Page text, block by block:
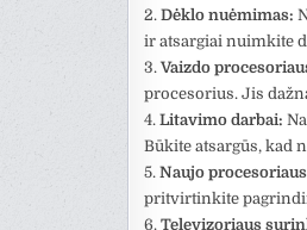
2. Dėklo nuėmimas:
ir atsargiai nuimkite
3. Vaizdo
procesorius. Jis
4. Litavimo darbai:
Būkite atsargūs, kad
5. Naujo
pritvirtinkite
6. Televizoriaus